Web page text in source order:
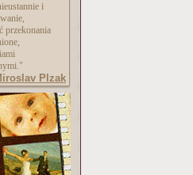
i
przekonania
Plzak